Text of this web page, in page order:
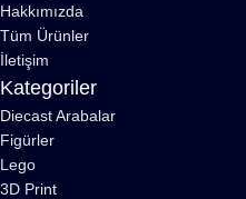
Hakkımızda
Tüm Ürünler
İletişim
Kategoriler
Diecast Arabalar
Figürler
Lego
3D Print